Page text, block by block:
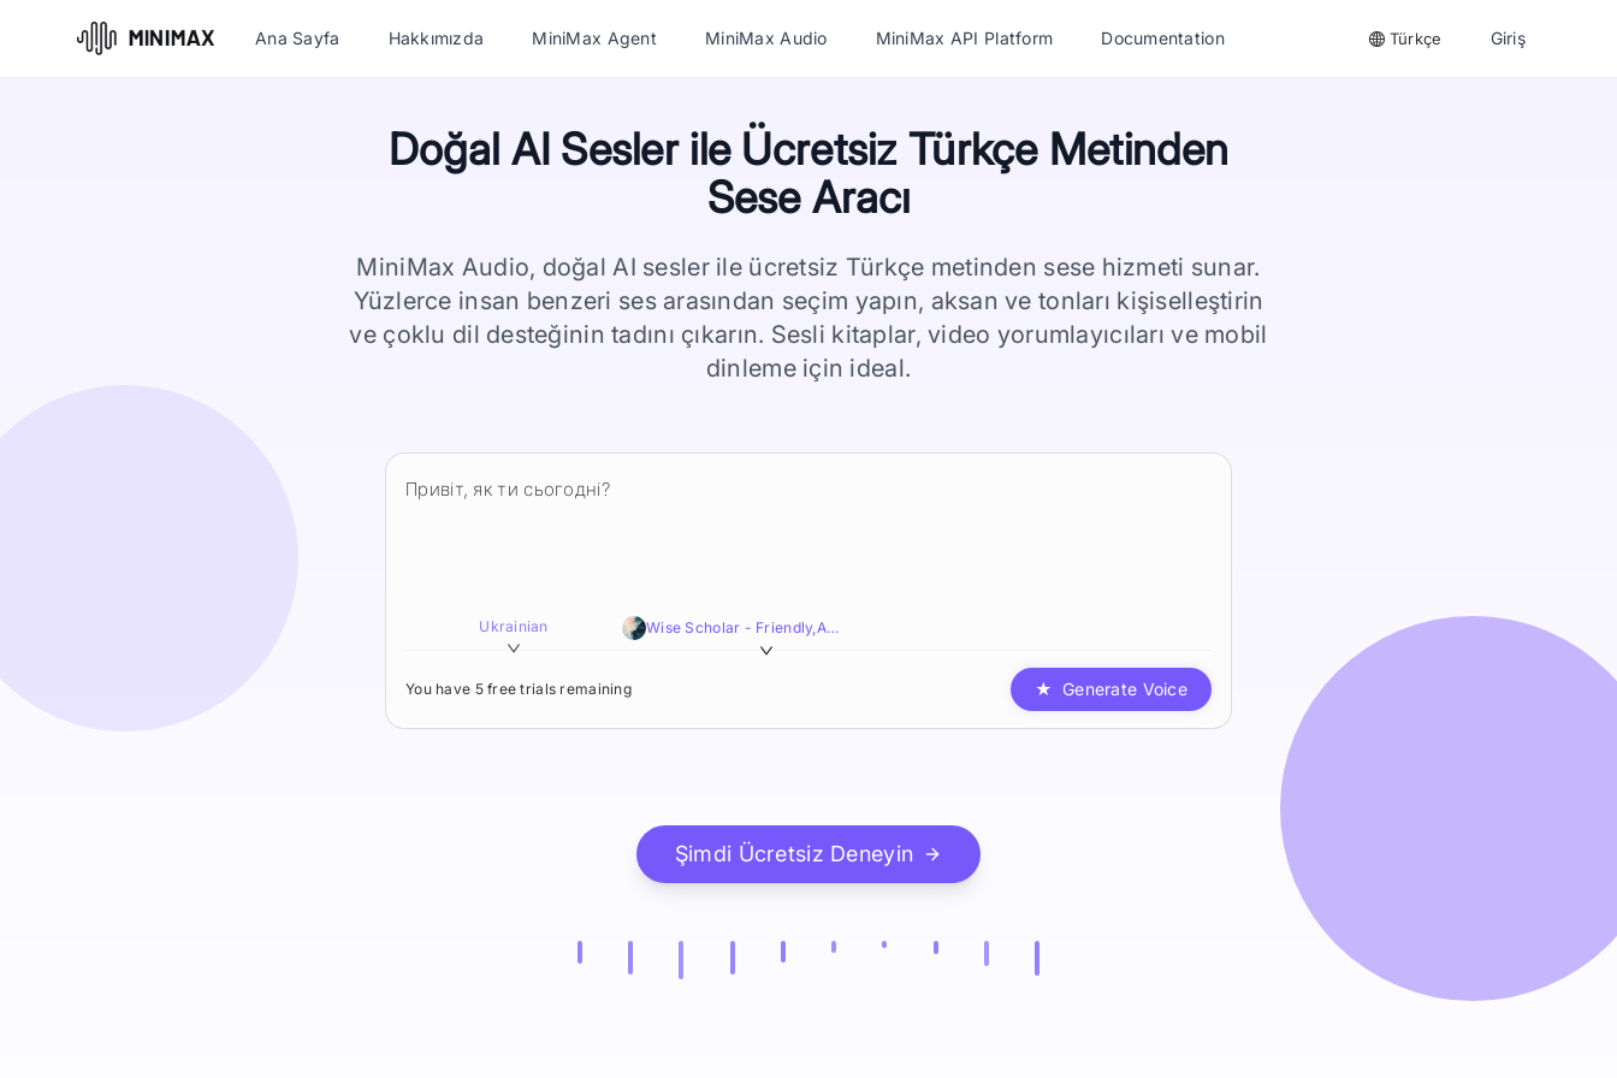
Ana Sayfa Hakkımızda MiniMax Agent MiniMax Audio MiniMax API Platform Documentation Türkçe Giriş
Doğal AI Sesler ile Ücretsiz Türkçe Metinden
Sese Aracı
MiniMax Audio, doğal AI sesler ile ücretsiz Türkçe metinden sese hizmeti sunar.
Yüzlerce insan benzeri ses arasından seçim yapın, aksan ve tonları kişiselleştirin
ve çoklu dil desteğinin tadını çıkarın. Sesli kitaplar, video yorumlayıcıları ve mobil
dinleme için ideal.
Ukrainian Wise Scholar - Friendly,Authentic,Relatable
You have 5 free trials remaining ★ Generate Voice
Şimdi Ücretsiz Deneyin